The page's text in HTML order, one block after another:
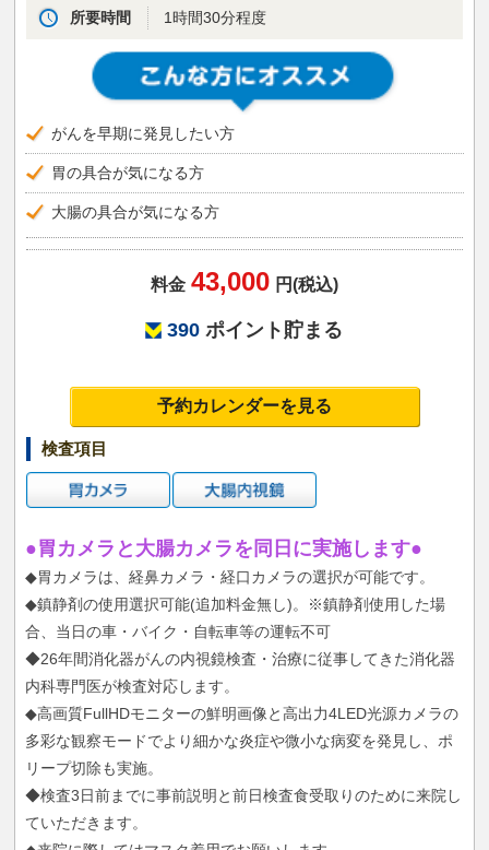
所要時間 1時間30分程度
がんを早期に発見したい方
胃の具合が気になる方
大腸の具合が気になる方
料金 43,000 円(税込)
390ポイント貯まる
予約カレンダーを見る
検査項目
●胃カメラと大腸カメラを同日に実施します●
◆胃カメラは、経鼻カメラ・経口カメラの選択が可能です。
◆鎮静剤の使用選択可能(追加料金無し)。※鎮静剤使用した場
合、当日の車・バイク・自転車等の運転不可
◆26年間消化器がんの内視鏡検査・治療に従事してきた消化器
内科専門医が検査対応します。
◆高画質FullHDモニターの鮮明画像と高出力4LED光源カメラの
多彩な観察モードでより細かな炎症や微小な病変を発見し、ポ
リープ切除も実施。
◆検査3日前までに事前説明と前日検査食受取りのために来院し
ていただきます。